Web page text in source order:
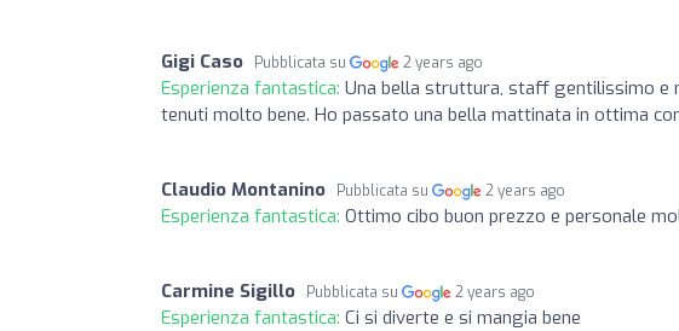
Gigi Caso Pubblicata su 2 years ago
Esperienza fantastica: Una bella struttura, staff gentilissimo e
tenuti molto bene. Ho passato una bella mattinata in ottima
Claudio Montanino Pubblicata su 2 years ago
Esperienza fantastica: Ottimo cibo buon prezzo e personale
Carmine Sigillo Pubblicata su 2 years ago
Esperienza fantastica: Ci si diverte e si mangia bene